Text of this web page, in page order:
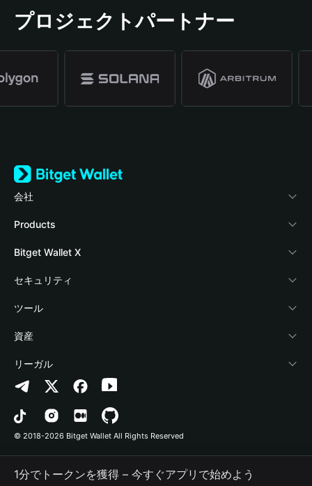
プロジェクトパートナー
会社
Bitget Walletについて
ブログ
アカデミー
暗号資産ニュース
Help Center
お問い合わせ
ブランドリソース
キャリア
Products
Crypto Card
Stablecoin Earn
Payfi Crypto
Crypto Swap API
Altcoin Season Index
Prediction Markets
DApp
RWA
Bitget Wallet X
デベロッパー
ウォレットを接続
Bitget Wallet Pay
プロジェクトを掲載
セキュリティ
保護基金
セキュリティ技術
ツール
暗号資産を購入
認証検出
コントラクト検出
一括送金
資産
Arbitrum
Avalanche
Bitcoin
Polygon
リーガル
プライバシーポリシー
利用規約
© 2018-2026 Bitget Wallet All Rights Reserved
1分でトークンを獲得 – 今すぐアプリで始めよう